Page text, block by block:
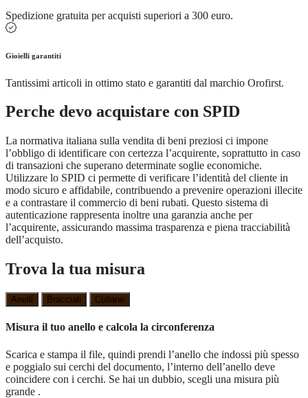
Spedizione gratuita per acquisti superiori a 300 euro.
Gioielli garantiti
Tantissimi articoli in ottimo stato e garantiti dal marchio Orofirst.
Perche devo acquistare con SPID
La normativa italiana sulla vendita di beni preziosi ci impone
l’obbligo di identificare con certezza l’acquirente, soprattutto in caso
di transazioni che superano determinate soglie economiche.
Utilizzare lo SPID ci permette di verificare l’identità del cliente in
modo sicuro e affidabile, contribuendo a prevenire operazioni illecite
e a contrastare il commercio di beni rubati. Questo sistema di
autenticazione rappresenta inoltre una garanzia anche per
l’acquirente, assicurando massima trasparenza e piena tracciabilità
dell’acquisto.
Trova la tua misura
Anelli Bracciali Collane
Misura il tuo anello e calcola la circonferenza
Scarica e stampa il file, quindi prendi l’anello che indossi più spesso
e poggialo sui cerchi del documento, l’interno dell’anello deve
coincidere con i cerchi. Se hai un dubbio, scegli una misura più
grande .